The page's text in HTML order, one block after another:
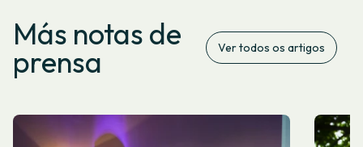
Más notas de
prensa Ver todos os artigos